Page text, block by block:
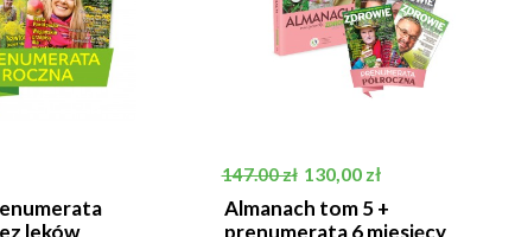
leków
Cena podstawowa
147.00 zł Cena
130,00 zł
Almanach tom 5 +
prenumerata 6 miesięcy